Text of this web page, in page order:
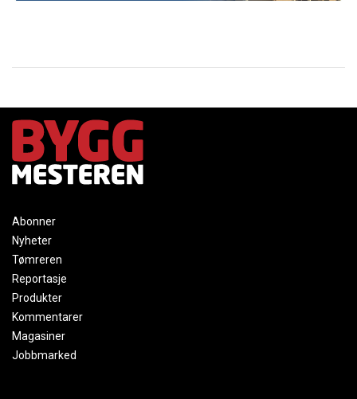
Abonner
Nyheter
Tømreren
Reportasje
Produkter
Kommentarer
Magasiner
Jobbmarked